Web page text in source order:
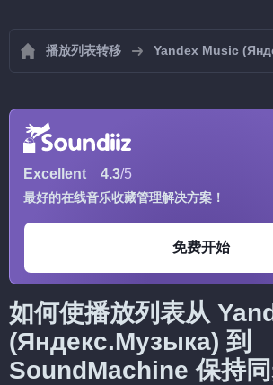
播放列表转移 Yandex Music
Excellent 4.3/5
最好的在线音乐收藏管理解决方案！
免费开始
如何使播放列表从
(Яндекс.Музыка) 到
SoundMachine 保持同